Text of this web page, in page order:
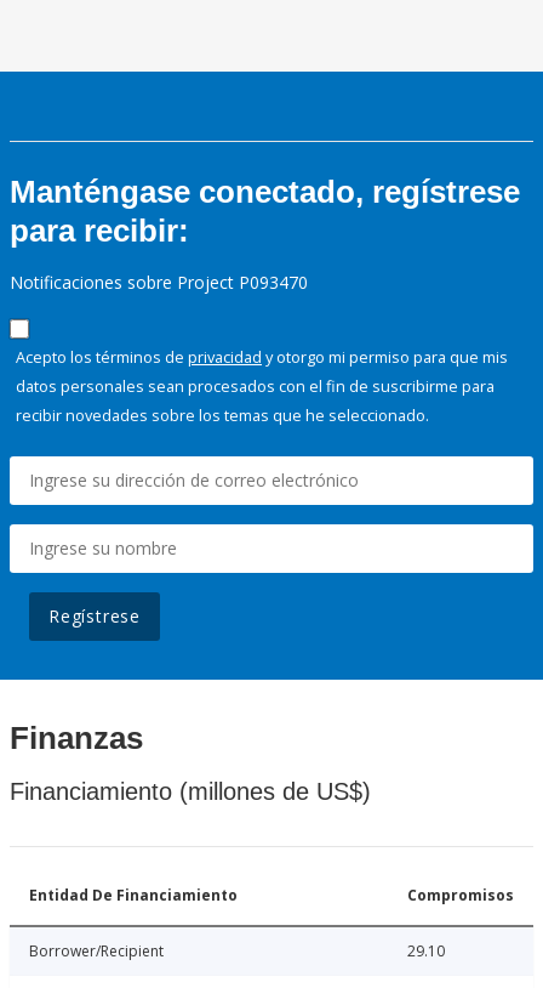
Manténgase conectado, regístrese
para recibir:
Notificaciones sobre Project P093470
Acepto los términos de privacidad y otorgo mi permiso para que mis
datos personales sean procesados con el fin de suscribirme para
recibir novedades sobre los temas que he seleccionado.
Regístrese
Finanzas
Financiamiento (millones de US$)
Entidad De Financiamiento Compromisos
Borrower/Recipient 29.10